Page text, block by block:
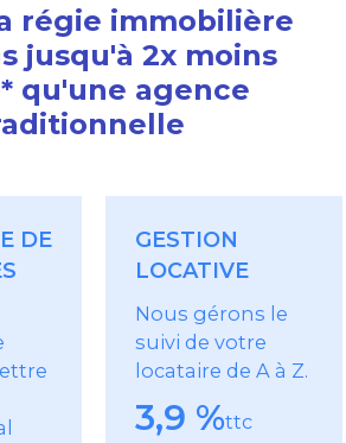
régie immobilière
jusqu'à 2x moins
qu'une agence
DE
GESTION
LOCATIVE
Nous gérons le
suivi de votre
locataire de A à Z.
3,9 %ttc